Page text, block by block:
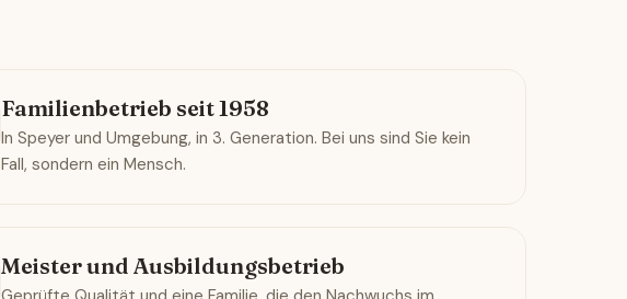
Familienbetrieb seit 1958
In Speyer und Umgebung, in 3. Generation. Bei uns sind Sie kein
Fall, sondern ein Mensch.
Meister und Ausbildungsbetrieb